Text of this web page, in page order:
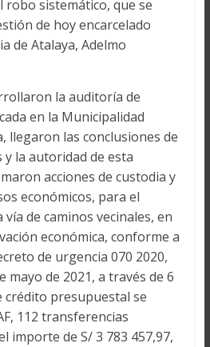
sistemático, que se
de hoy encarcelado
de Atalaya, Adelmo
la auditoría de
en la Municipalidad
llegaron las conclusiones de
la autoridad de esta
acciones de custodia y
económicos, para el
de caminos vecinales, en
económica, conforme a
de urgencia 070 2020,
mayo de 2021, a través de 6
crédito presupuestal se
112 transferencias
importe de S/ 3 783 457,97,